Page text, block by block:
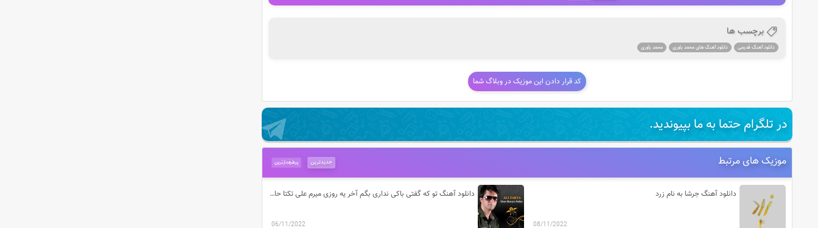
برچسب ها
دانلود آهنگ قدیمی دانلود آهنگ های محمد یاوری محمد یاوری
کد قرار دادن این موزیک در وبلاگ شما
در تلگرام حتما به ما بپیوندید.
موزیک های مرتبط پرطرفدارترین جدیدترین
دانلود آهنگ جرشا به نام زرد
08/11/2022
دانلود آهنگ تو که گفتی باکی نداری بگم آخر یه روزی میرم علی تکتا حالا دیگه رفته
06/11/2022